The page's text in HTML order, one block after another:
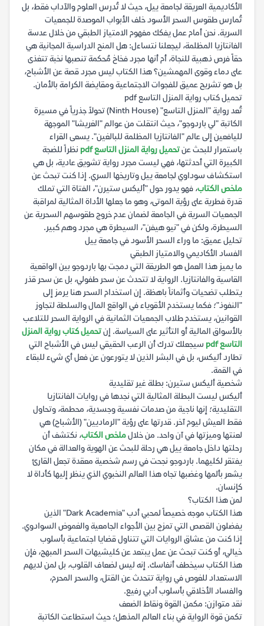
الأكاديمية العريقة لجامعة ييل، حيث لا تُدرس العلوم والآداب فقط، بل
تُمارس طقوس السحر الأسود خلف الأبواب الموصدة للجمعيات
السرية. نحن أمام عمل يفكك مفهوم الامتياز الطبقي من خلال عدسة
الفانتازيا المظلمة، ليجعلنا نتساءل: هل المنح الدراسية المجانية هي
حقاً فرص ذهبية للنجاة، أم أنها مجرد فخاخ مُحكمة تنصبها نخبة تتغذى
على دماء وقوى المهمشين؟ هذا الكتاب ليس مجرد قصة عن الأشباح،
بل هو تشريح عميق للفجوات الاجتماعية ومقايضة الكرامة بالأمان.
تحميل كتاب رواية المنزل التاسع pdf
تُعد رواية "المنزل التاسع" (Ninth House) تحولاً جذرياً في مسيرة
الكاتبة "لي باردوجو"، حيث انتقلت من عوالم "الغريشا" الموجهة
لليافعين إلى عالم "الفانتازيا المظلمة للبالغين". يسعى القراء
باستمرار للبحث عنتحميل رواية المنزل التاسع pdf
نظراً للضجة
الكبيرة التي أحدثتها، فهي ليست مجرد رواية تشويق عادية، بل هي
استكشاف سوداوي لجامعة ييل وتاريخها السري. إذا كنت تبحث عن
ملخص الكتاب، فهو يدور حول "أليكس ستيرن"، الفتاة التي تملك
قدرة فطرية على رؤية الموتى، وهو ما جعلها الأداة المثالية لمراقبة
الجمعيات السرية في الجامعة لضمان عدم خروج طقوسهم السحرية عن
السيطرة، ولكن في "نيو هيفن"، السيطرة هي مجرد وهم كبير.
تحليل عميق: ما وراء السحر الأسود في جامعة ييل
الفساد الأكاديمي والامتياز الطبقي
ما يميز هذا العمل هو الطريقة التي دمجت بها باردوجو بين الواقعية
القاسية والفانتازيا. الرواية لا تتحدث عن سحر طفولي، بل عن سحر قذر
يتطلب تضحيات وأثماناً باهظة. إن استخدام السحر هنا يرمز إلى
"النفوذ"؛ فكما يستخدم الأقوياء في الواقع المال والسلطة لتجاوز
القوانين، يستخدم طلاب الجمعيات الثمانية في الرواية السحر للتلاعب
بالأسواق المالية أو التأثير على السياسة. إنتحميل كتاب رواية المنزل
التاسع pdf
سيجعلك تدرك أن الرعب الحقيقي ليس في الأشباح التي
تطارد أليكس، بل في البشر الذين لا يتورعون عن فعل أي شيء للبقاء
في القمة.
شخصية أليكس ستيرن: بطلة غير تقليدية
أليكس ليست البطلة المثالية التي نجدها في روايات الفانتازيا
التقليدية؛ إنها ناجية من صدمات نفسية وجسدية، محطمة، وتحاول
فقط العيش ليوم آخر. قدرتها على رؤية "الرماديين" (الأشباح) هي
لعنتها وميزتها في آن واحد. من خلالملخص الكتاب، نكتشف أن
رحلتها داخل جامعة ييل هي رحلة للبحث عن الهوية والعدالة في مكان
يفتقر لكليهما. باردوجو نجحت في رسم شخصية معقدة تجعل القارئ
يشعر بألمها وغضبها تجاه هذا العالم النخبوي الذي ينظر إليها كأداة لا
كإنسان.
لمن هذا الكتاب؟
هذا الكتاب موجه خصيصاً لمحبي أدب "Dark Academia" الذين
يفضلون القصص التي تمزج بين الأجواء الجامعية والغموض السوادوي.
إذا كنت من عشاق الروايات التي تتناول قضايا اجتماعية بأسلوب
خيالي، أو كنت تبحث عن عمل يبتعد عن كليشيهات السحر المبهج، فإن
هذا الكتاب سيخطف أنفاسك. إنه ليس لضعاف القلوب، بل لمن لديهم
الاستعداد للغوص في رواية تتحدث عن القتل، والسحر المحرم،
والفساد الأخلاقي بأسلوب أدبي رفيع.
نقد متوازن: مكمن القوة ونقاط الضعف
تكمن قوة الرواية في بناء العالم المذهل؛ حيث استطاعت الكاتبة